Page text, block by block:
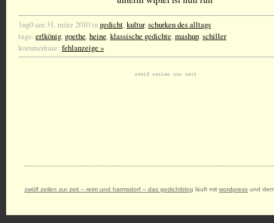
1ng0 am 31. märz 2010 in gedicht,kultur,schurken des alltags
tags: erlkönig, goethe,heine,klassische gedichte,mashup,schiller
kommentare: fehlanzeige »
zwölf zeilen zur zeit – reim und harmsdorf – das gedichtblog läuft mit wordpress und